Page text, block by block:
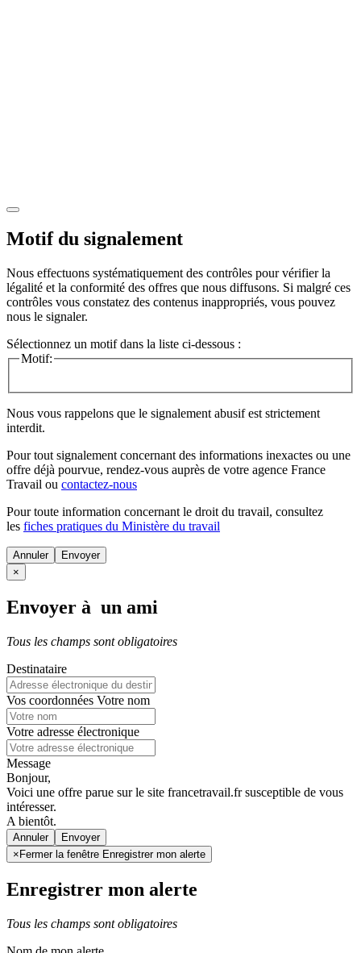
Motif du signalement
Nous effectuons systématiquement des contrôles pour vérifier la
légalité et la conformité des offres que nous diffusons. Si malgré ces
contrôles vous constatez des contenus inappropriés, vous pouvez
nous le signaler.
Sélectionnez un motif dans la liste ci-dessous :
Motif:
Nous vous rappelons que le signalement abusif est strictement
interdit.
Pour tout signalement concernant des informations inexactes ou une
offre déjà pourvue, rendez-vous auprès de votre agence France
Travail ou contactez-nous
Pour toute information concernant le droit du travail, consultez
les fiches pratiques du Ministère du travail
Annuler
×
Envoyer à un ami
Tous les champs sont obligatoires
Destinataire
Vos coordonnées Votre nom
Votre adresse électronique
Message
Bonjour,
Voici une offre parue sur le site francetravail.fr susceptible de vous
intéresser.
A bientôt.
Annuler
× Fermer la fenêtre Enregistrer mon alerte
Enregistrer mon alerte
Tous les champs sont obligatoires